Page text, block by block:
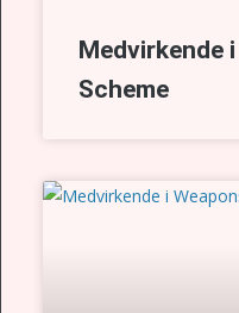
Medvirkende
Scheme